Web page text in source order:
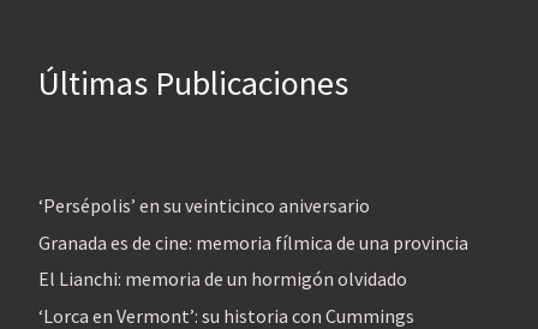
Últimas Publicaciones
‘Persépolis’ en su veinticinco aniversario
Granada es de cine: memoria fílmica de una provincia
El Lianchi: memoria de un hormigón olvidado
‘Lorca en Vermont’: su historia con Cummings